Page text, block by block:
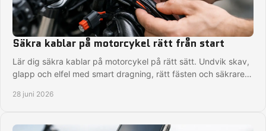
Säkra kablar på motorcykel rätt från start
Lär dig säkra kablar på motorcykel på rätt sätt. Undvik skav,
glapp och elfel med smart dragning, rätt fästen och säkrare
28 juni 2026